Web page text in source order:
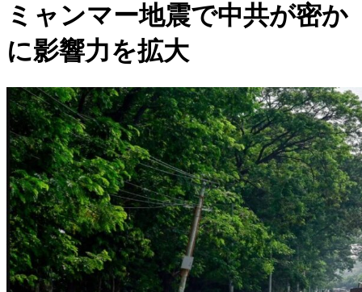
ミャンマー地震で中共が密か
に影響力を拡大